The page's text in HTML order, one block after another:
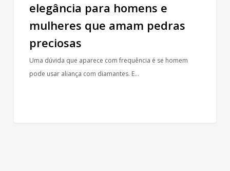
elegância para homens e
mulheres que amam pedras
preciosas
Uma dúvida que aparece com frequência é se homem
pode usar aliança com diamantes. E…